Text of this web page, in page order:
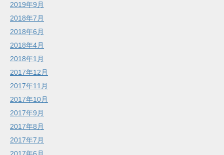
2019年9月
2018年7月
2018年6月
2018年4月
2018年1月
2017年12月
2017年11月
2017年10月
2017年9月
2017年8月
2017年7月